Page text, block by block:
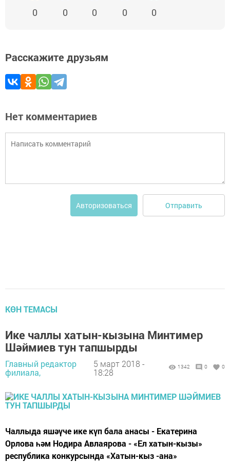
0 0 0 0 0
Расскажите друзьям
Нет комментариев
Авторизоваться Отправить
КӨН ТЕМАСЫ
Ике чаллы хатын-кызына Минтимер
Шәймиев тун тапшырды
Главный редактор
филиала,
5 март 2018 -
18:28
1342 0 0
Чаллыда яшәүче ике күп бала анасы - Екатерина
Орлова һәм Нодира Авлаярова - «Ел хатын-кызы»
республика конкурсында «Хатын-кыз -ана»